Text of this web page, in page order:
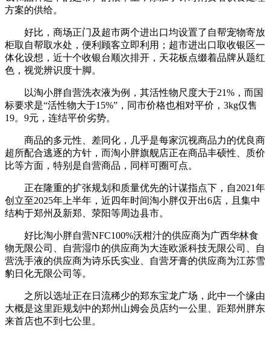
方案的供给。
好比，商场正门及超市两个进出口均设置了自帮宠物寄放
柜取自帮取水处，便利顾客立即利用；超市进出口取收银区一
体化设想，近十个收银台顺次排开，天花板点缀着品牌从题红
色，视觉辨识度十脚。
以淘小胖自营洗衣液为例，其活性物尺度大于21%，而国
标要求是“活性物大于15%”，同市价格也相对平价，3kg仅售
19。9元，连结平价劣势。
商品的多元性、差同化，几乎是每家沉视商品力的优良商
超所配合逃逐的方针，而淘小胖旗舰店正在商品丰硕性、质价
比等方面，特别是自营商品，同样可圈可点。
正在隆重的扩张规划和质量优先的计谋指点下，自2021年
创立至2025年上半年，近四年时间淘小胖仅开出6店，且集中
结构于郑州及新郑、荥阳等周边县市。
好比淘小胖自营NFC100%沃柑汁的供应商为广西华林食
物无限公司、自营湿巾的供应商为大连欧派科技无限公司、自
营洗手液的供应商为诗乐氏实业、自营牙膏的供应商为江苏雪
豹日化无限公司等。
之所以选址正在日流稀少的郑东宝龙广场，此中一个缘由
大概是这里距规划中的郑州山姆会员店约一公里、距郑州胖东
来首店也不到七公里。